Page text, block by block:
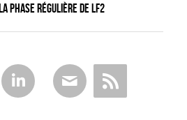
phase régulière de LF2